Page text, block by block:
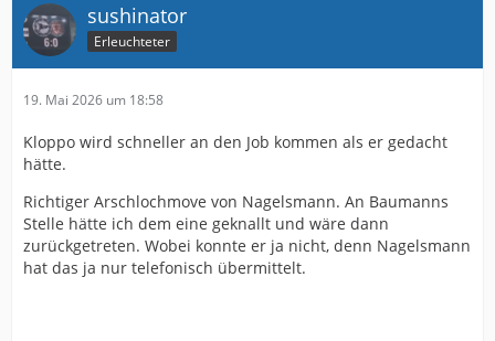
sushinator
Erleuchteter
19. Mai 2026 um 18:58
Kloppo wird schneller an den Job kommen als er gedacht
hätte.
Richtiger Arschlochmove von Nagelsmann. An Baumanns
Stelle hätte ich dem eine geknallt und wäre dann
zurückgetreten. Wobei konnte er ja nicht, denn Nagelsmann
hat das ja nur telefonisch übermittelt.